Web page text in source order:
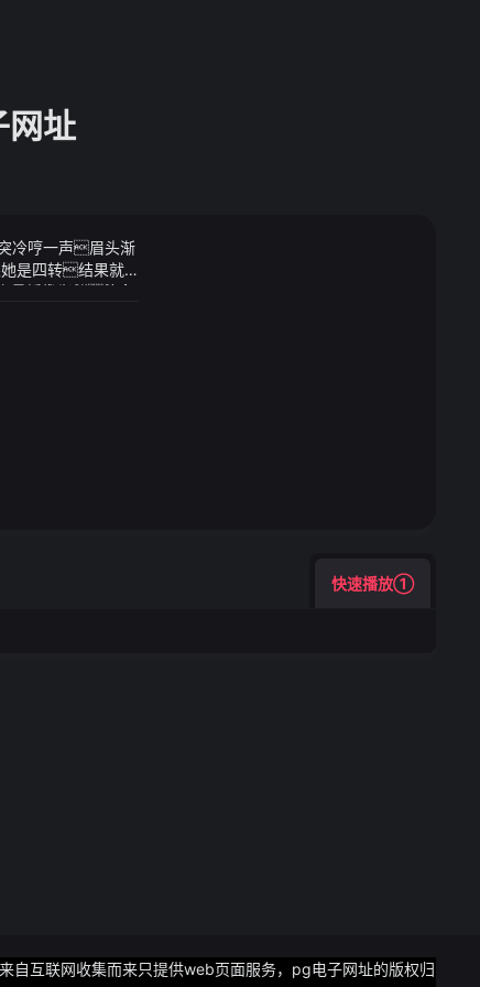
网址
冷哼一声眉头渐
是四转结果就
、市场划分等有
再婚找老伴赵女
快速播放①
自互联网收集而来只提供web页面服务，pg电子网址的版权归